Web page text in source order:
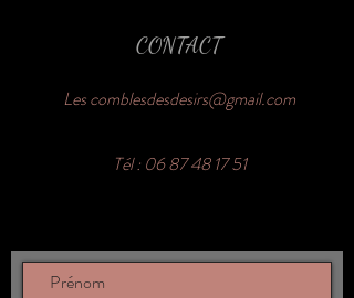
CONTACT
Lescomblesdesdesirs@gmail.com
Tél : 06 87 48 17 51